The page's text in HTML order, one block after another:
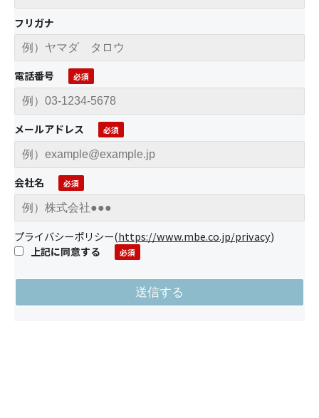
フリガナ
電話番号
メールアドレス
会社名
プライバシーポリシー(https://www.mbe.co.jp/privacy)
上記に同意する